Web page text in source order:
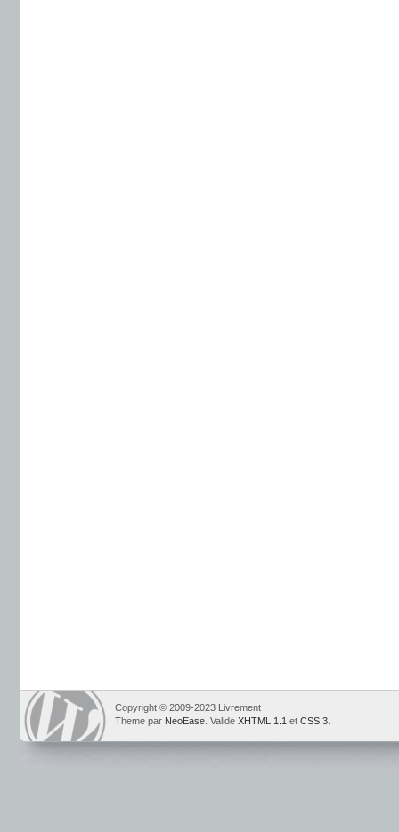
Copyright © 2009-2023 Livrement
Theme par NeoEase . Valide XHTML 1.1 et CSS 3